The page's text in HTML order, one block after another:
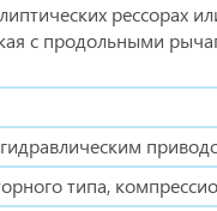
рессорах
с продольными
типа,